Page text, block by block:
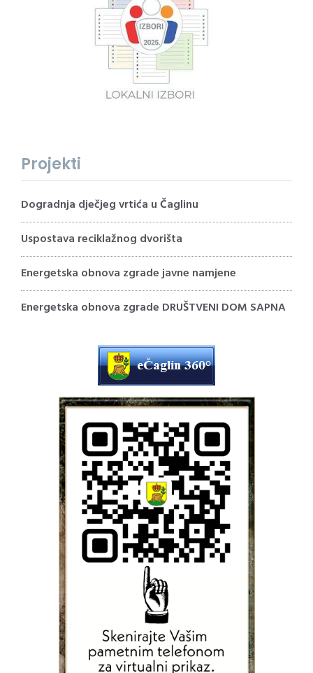
Projekti
Dogradnja dječjeg vrtića u Čaglinu
Uspostava reciklažnog dvorišta
Energetska obnova zgrade javne namjene
Energetska obnova zgrade DRUŠTVENI DOM SAPNA